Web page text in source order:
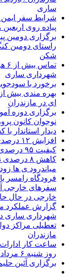
ساری
شرایط سفر ایمن
پیاده روی
برگزاری دومین
راستای دومین
شکن
شهرداری ساری
برخورد با
ای در مازندران
برگزاری دوره
نوجوان کانون
دیدار استاندار
افزایش ۱۲ درصدی تولید انرژی خالص در نیروگاه نکا
کیفیت ۹۵ درصدی پروژه های شهرداری ساری
کاهش ۸
میاندرود ی ها
فرودگاه رامسر
خارجی در حال
گزارش عملکرد
شهرداری ساری
مازندران
روز شنبه ۶ مردادماه
برگزاری آئین